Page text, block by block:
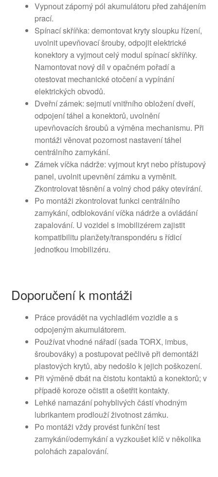
Vypnout záporný pól akumulátoru před zahájením
prací.
Spínací skříňka: demontovat kryty sloupku řízení,
uvolnit upevňovací šrouby, odpojit elektrické
konektory a vyjmout celý modul spínací skříňky.
Namontovat nový díl v opačném pořadí a
otestovat mechanické otočení a vypínání
elektrických obvodů.
Dveřní zámek: sejmutí vnitřního obložení dveří,
odpojení táhel a konektorů, uvolnění
upevňovacích šroubů a výměna mechanismu. Při
montáži věnovat pozornost nastavení táhel
centrálního zamykání.
Zámek víčka nádrže: vyjmout kryt nebo přístupový
panel, uvolnit upevnění zámku a vyměnit.
Zkontrolovat těsnění a volný chod páky otevírání.
Po montáži zkontrolovat funkci centrálního
zamykání, odblokování víčka nádrže a ovládání
zapalování. U vozidel s imobilizérem zajistit
kompatibilitu planžety/transpondéru s řídicí
jednotkou imobilizéru.
Doporučení k montáži
Práce provádět na vychladlém vozidle a s
odpojeným akumulátorem.
Používat vhodné nářadí (sada TORX, imbus,
šroubováky) a postupovat pečlivě při demontáži
plastových krytů, aby nedošlo k jejich poškození.
Při výměně dbát na čistotu kontaktů a konektorů; v
případě koroze očistit a ošetřit kontakty.
Lehké namazání pohyblivých částí vhodným
lubrikantem prodlouží životnost zámku.
Po montáži vždy provést funkční test
zamykání/odemykání a vyzkoušet klíč v několika
polohách zapalování.